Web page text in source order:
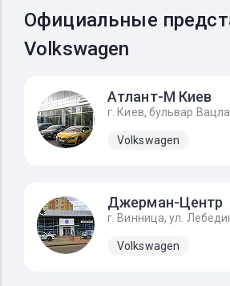
Официальные
Volkswagen
Атлант-М Киев
г. Киев, бульвар
Volkswagen
Джерман-Центр
г. Винница, ул.
Volkswagen